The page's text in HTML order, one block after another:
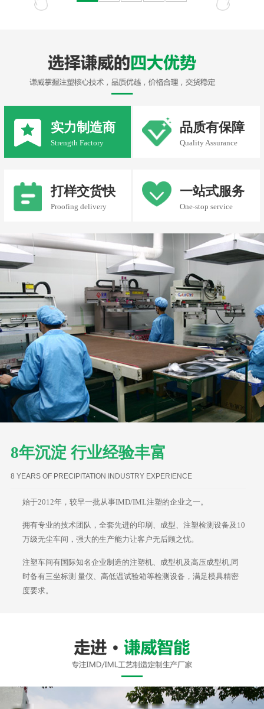
实力制造商
Strength Factory
品质有保障
Quality Assurance
打样交货快
Proofing delivery
一站式服务
One-stop service
8年沉淀 行业经验丰富
8 YEARS OF PRECIPITATION INDUSTRY EXPERIENCE
始于2012年，较早一批从事IMD/IML注塑的企业之一。
拥有专业的技术团队，全套先进的印刷、成型、注塑检测设备及10
万级无尘车间，强大的生产能力让客户无后顾之忧。
注塑车间有国际知名企业制造的注塑机、成型机及高压成型机,同
时备有三坐标测 量仪、高低温试验箱等检测设备，满足模具精密
度要求。